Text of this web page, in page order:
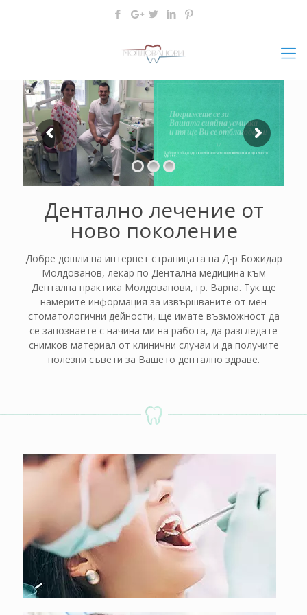
Дентално лечение от
ново поколение
Добре дошли на интернет страницата на Д-р Божидар
Молдованов, лекар по Дентална медицина към
Дентална практика Молдованови, гр. Варна. Тук ще
намерите информация за извършваните от мен
стоматологични дейности, ще имате възможност да
се запознаете с начина ми на работа, да разгледате
снимков материал от клинични случаи и да получите
полезни съвети за Вашето дентално здраве.